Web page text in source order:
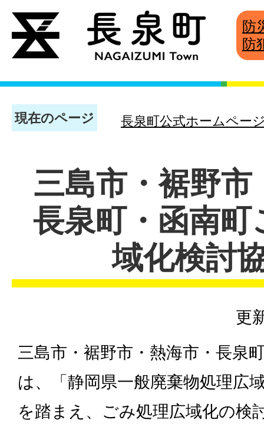
防
防
現在のページ 長泉町公式ホームペー
三島市・裾野市
長泉町・函南町
域化検討
更
三島市・裾野市・熱海市・長泉
は、「静岡県一般廃棄物処理広
を踏まえ、ごみ処理広域化の検